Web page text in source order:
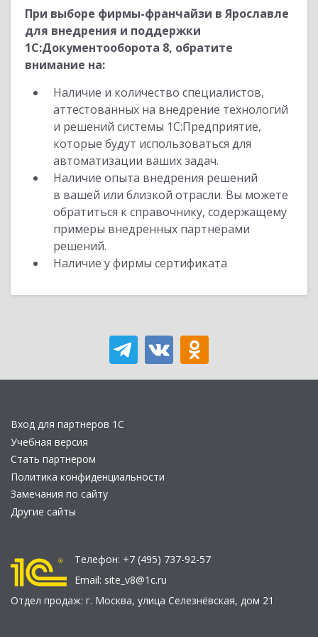
При выборе фирмы-франчайзи в Ярославле
для внедрения и поддержки
1С:Документооборота 8, обратите
внимание на:
Наличие и количество специалистов,
аттестованных на внедрение технологий
и решений системы 1С:Предприятие,
которые будут использоваться для
автоматизации ваших задач.
Наличие опыта внедрения решений
в вашей или близкой отрасли. Вы можете
обратиться к справочнику, содержащему
примеры внедренных партнерами
решений.
Наличие у фирмы сертификата
Вход для партнеров 1С
Учебная версия
Стать партнером
Политика конфиденциальности
Замечания по сайту
Другие сайты
Телефон: +7 (495) 737-92-57
Email: site_v8@1c.ru
Отдел продаж: г. Москва, улица Селезнёвская, дом 21